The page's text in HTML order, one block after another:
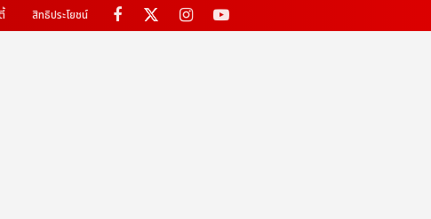
สิทธิประโยชน์